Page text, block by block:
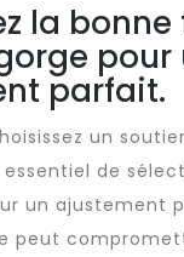
la
pour
parfait.
un
de
un ajustement
peut